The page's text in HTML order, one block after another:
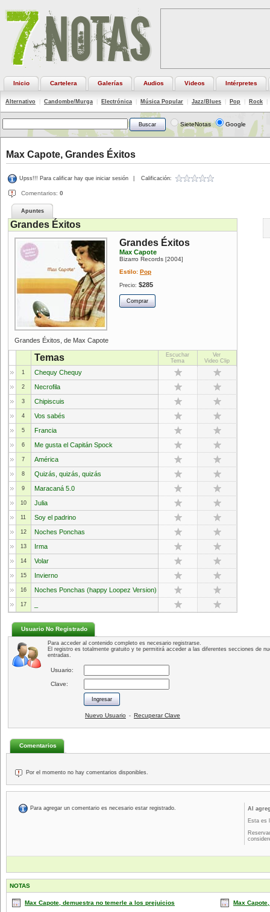
Inicio Cartelera Galerías Audios Videos Intérpretes
Alternativo Candombe/Murga Electrónica Música Popular Jazz/Blues Pop Rock
SieteNotas Google
Max Capote, Grandes Éxitos
Upss!!! Para calificar hay que iniciar sesión Calificación:
Comentarios: 0
Apuntes
Grandes Éxitos
Grandes Éxitos
Max Capote
Bizarro Records [2004]
Estilo: Pop
Precio: $285
Grandes Éxitos, de Max Capote
Temas
Escuchar
Tema
Ver
Video Clip
1
Chequy Chequy
2 Necrofila
3 Chipiscuis
4 Vos sabés
5 Francia
6 Me gusta el Capitán Spock
7 América
8 Quizás, quizás, quizás
9 Maracaná 5.0
10 Julia
11 Soy el padrino
12 Noches Ponchas
13 Irma
14 Volar
15 Invierno
16 Noches Ponchas (happy Loopez Version)
17
Usuario No Registrado
Para acceder al contenido completo es necesario registrarse.
El registro es totalmente gratuito y te permitirá acceder a las diferentes secciones de
entradas.
Usuario:
Clave:
Nuevo Usuario - Recuperar Clave
Comentarios
Por el momento no hay comentarios disponibles.
Para agregar un comentario es necesario estar registrado.
Al
Esta es
NOTAS
Max Capote, demuestra no temerle a los prejuicios Max